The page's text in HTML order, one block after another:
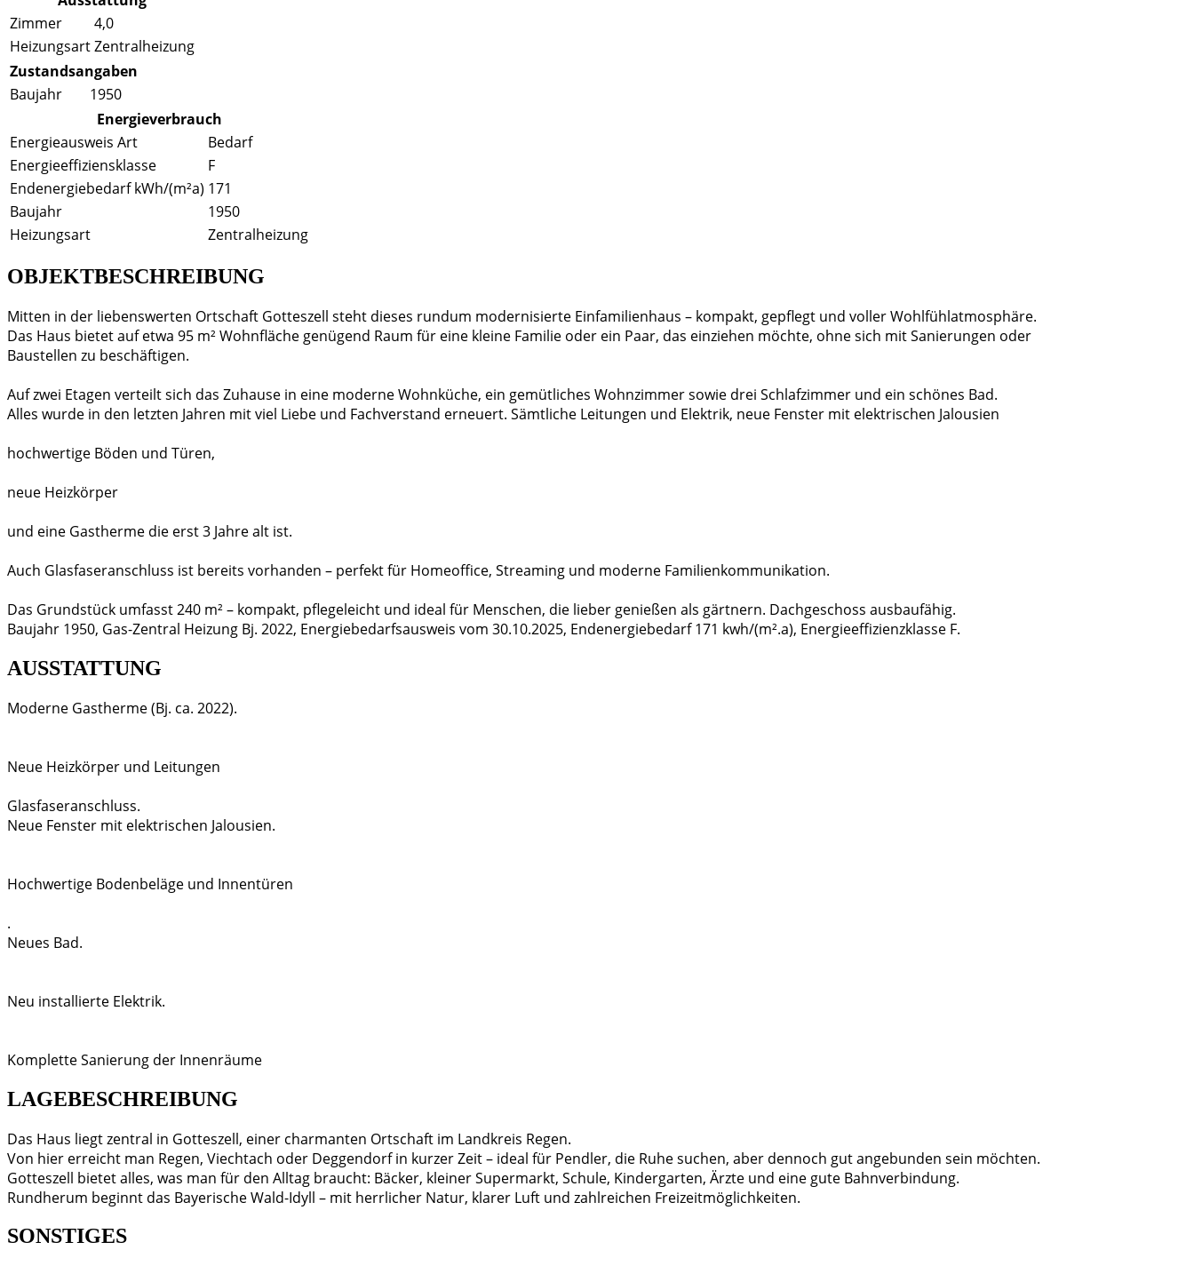
Zimmer
4,0
HeizungsartZentralheizung
Zustandsangaben
Baujahr
1950
Energieverbrauch
Energieausweis Art
Bedarf
Energieeffiziensklasse
F
Endenergiebedarf kWh/(m²a) 171
Baujahr
1950
Heizungsart
Zentralheizung
OBJEKTBESCHREIBUNG
Mitten in der liebenswerten Ortschaft Gotteszell steht dieses rundum modernisierte Einfamilienhaus – kompakt, gepflegt und voller Wohlfühlatmosphäre.
Das Haus bietet auf etwa 95 m² Wohnfläche genügend Raum für eine kleine Familie oder ein Paar, das einziehen möchte, ohne sich mit Sanierungen oder
Baustellen zu beschäftigen.
Auf zwei Etagen verteilt sich das Zuhause in eine moderne Wohnküche, ein gemütliches Wohnzimmer sowie drei Schlafzimmer und ein schönes Bad.
Alles wurde in den letzten Jahren mit viel Liebe und Fachverstand erneuert. Sämtliche Leitungen und Elektrik, neue Fenster mit elektrischen Jalousien
hochwertige Böden und Türen,
neue Heizkörper
und eine Gastherme die erst 3 Jahre alt ist.
Auch Glasfaseranschluss ist bereits vorhanden – perfekt für Homeoffice, Streaming und moderne Familienkommunikation.
Das Grundstück umfasst 240 m² – kompakt, pflegeleicht und ideal für Menschen, die lieber genießen als gärtnern. Dachgeschoss ausbaufähig.
Baujahr 1950, Gas-Zentral Heizung Bj. 2022, Energiebedarfsausweis vom 30.10.2025, Endenergiebedarf 171 kwh/(m².a), Energieeffizienzklasse F.
AUSSTATTUNG
Moderne Gastherme (Bj. ca. 2022).
Neue Heizkörper und Leitungen
Glasfaseranschluss.
Neue Fenster mit elektrischen Jalousien.
Hochwertige Bodenbeläge und Innentüren
.
Neues Bad.
Neu installierte Elektrik.
Komplette Sanierung der Innenräume
LAGEBESCHREIBUNG
Das Haus liegt zentral in Gotteszell, einer charmanten Ortschaft im Landkreis Regen.
Von hier erreicht man Regen, Viechtach oder Deggendorf in kurzer Zeit – ideal für Pendler, die Ruhe suchen, aber dennoch gut angebunden sein möchten.
Gotteszell bietet alles, was man für den Alltag braucht: Bäcker, kleiner Supermarkt, Schule, Kindergarten, Ärzte und eine gute Bahnverbindung.
Rundherum beginnt das Bayerische Wald-Idyll – mit herrlicher Natur, klarer Luft und zahlreichen Freizeitmöglichkeiten.
SONSTIGES